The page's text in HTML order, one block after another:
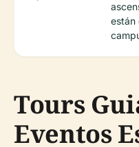
están
Tours
Eventos